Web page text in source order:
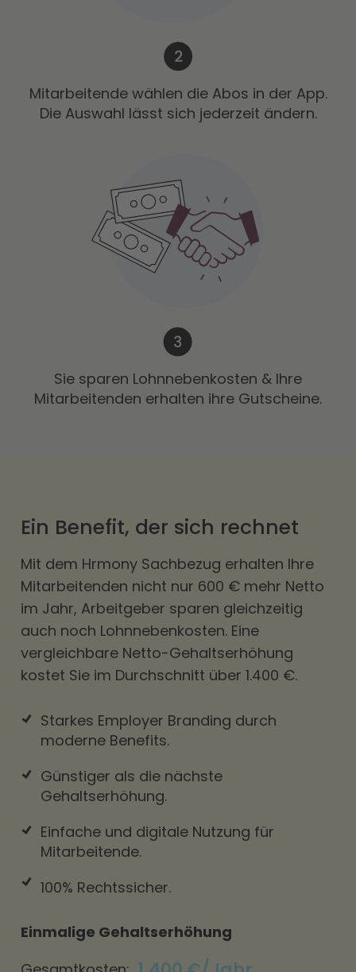
Mitarbeitende wählen die Abos in der App.
Die Auswahl lässt sich jederzeit ändern.
Sie sparen Lohnnebenkosten & Ihre
Mitarbeitenden erhalten ihre Gutscheine.
Einmalige Gehaltserhöhung
Ein Benefit, der sich rechnet
Mit dem Hrmony Sachbezug erhalten Ihre
Mitarbeitenden nicht nur 600 € mehr Netto
im Jahr, Arbeitgeber sparen gleichzeitig
auch noch Lohnnebenkosten. Eine
vergleichbare Netto-Gehaltserhöhung
kostet Sie im Durchschnitt über 1.400 €.
Starkes Employer Branding durch
moderne Benefits.
Günstiger als die nächste
Gehaltserhöhung.
Einfache und digitale Nutzung für
Mitarbeitende.
100% Rechtssicher.